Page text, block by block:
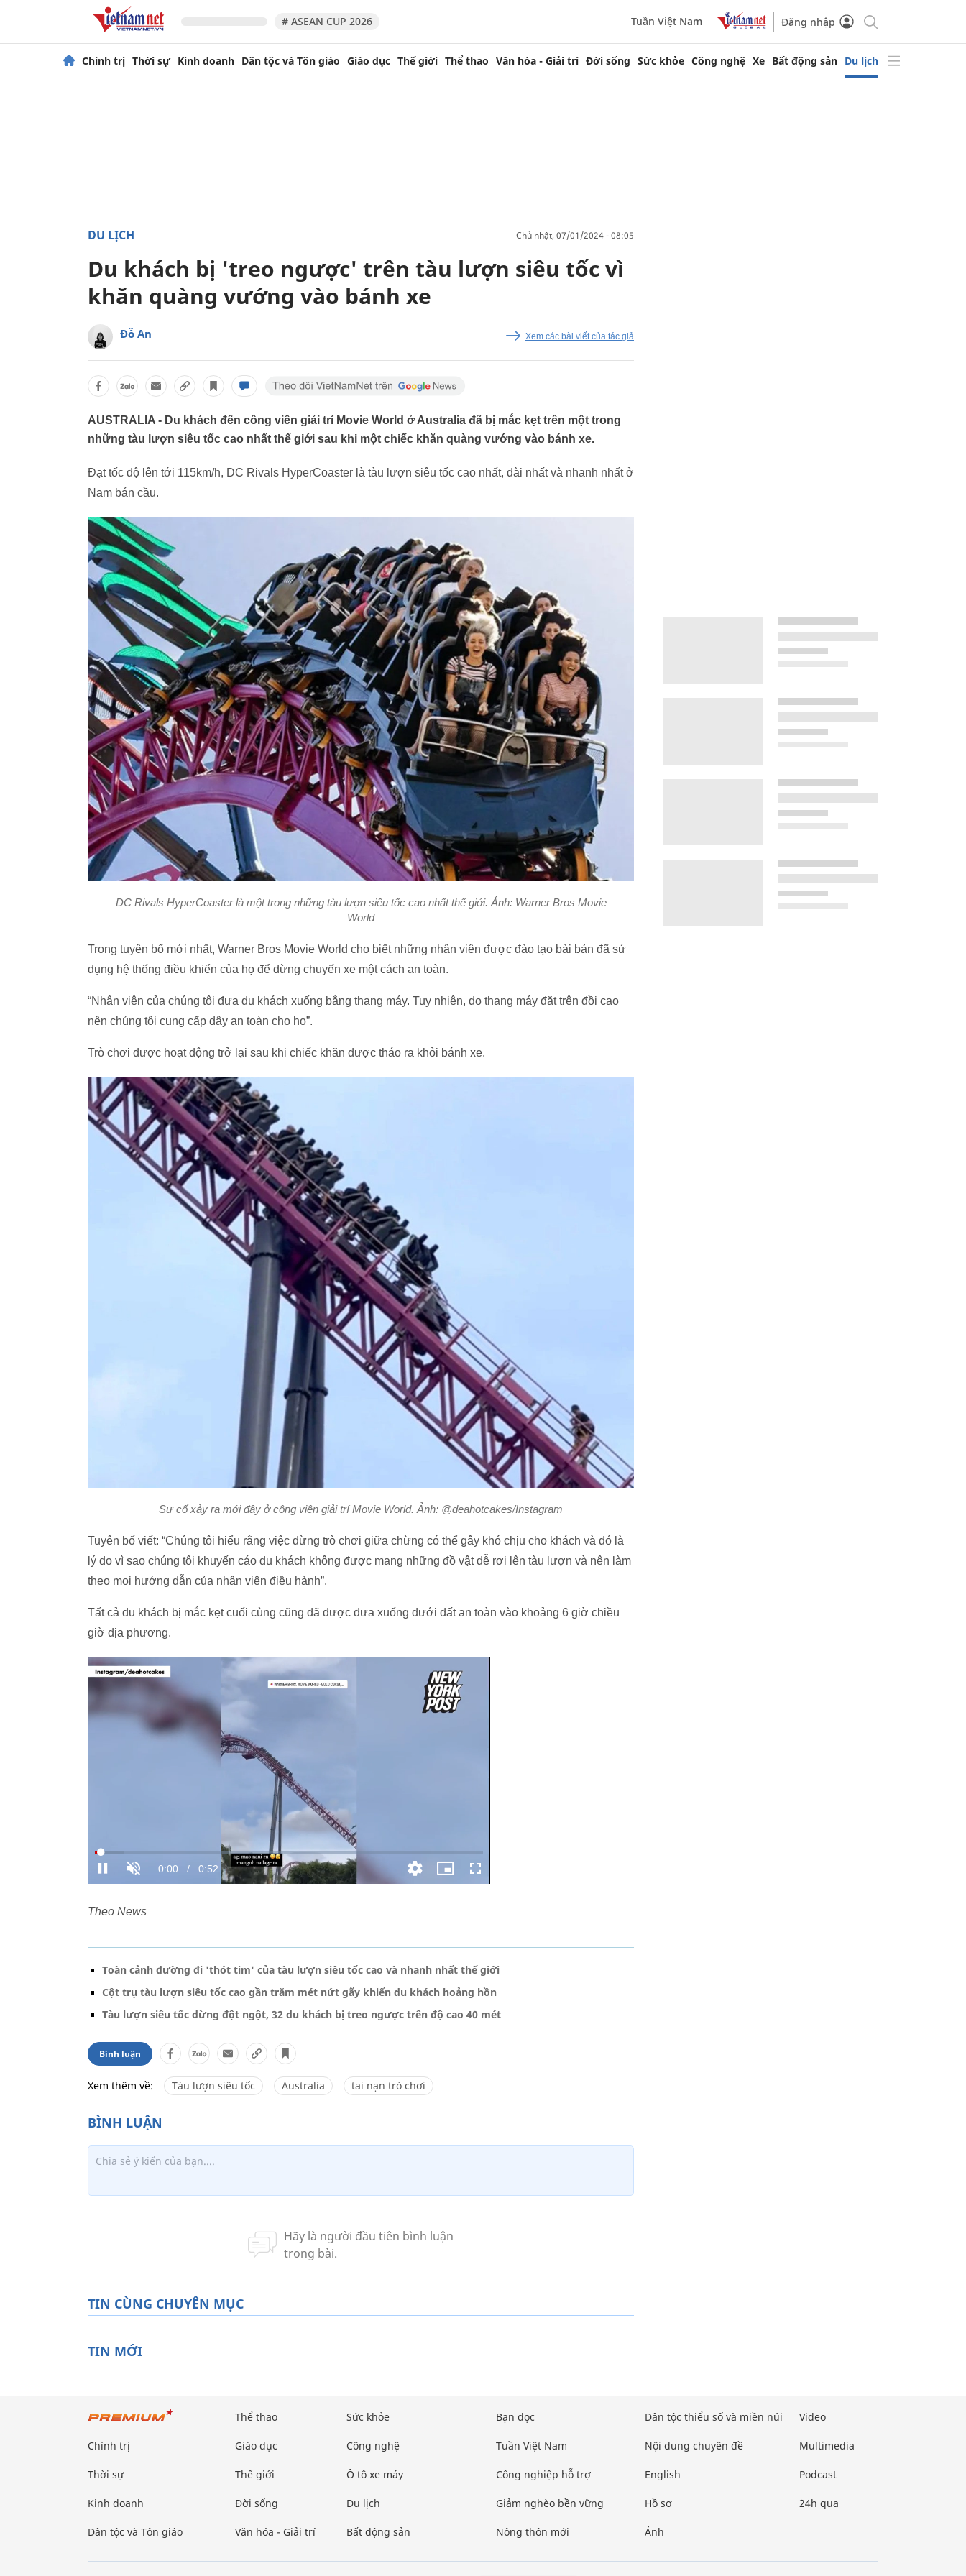
# ASEAN CUP 2026 Tuần Việt Nam Đăng nhập
Chính trị Thời sự Kinh doanh Dân tộc và Tôn giáo Giáo dục Thế giới Thể thao Văn hóa - Giải trí Đời sống Sức khỏe Công nghệ Xe Bất động sản Du lịch
DU LỊCH chủ nhật, 07/01/2024 - 08:05
Du khách bị 'treo ngược' trên tàu lượn siêu tốc vì
khăn quàng vướng vào bánh xe
Đỗ An Xem các bài viết của tác giả
AUSTRALIA - Du khách đến công viên giải trí Movie World ở Australia đã bị mắc kẹt trên một trong
những tàu lượn siêu tốc cao nhất thế giới sau khi một chiếc khăn quàng vướng vào bánh xe.
Đạt tốc độ lên tới 115km/h, DC Rivals HyperCoaster là tàu lượn siêu tốc cao nhất, dài nhất và nhanh nhất ở
Nam bán cầu.
DC Rivals HyperCoaster là một trong những tàu lượn siêu tốc cao nhất thế giới. Ảnh: Warner Bros Movie
World
Trong tuyên bố mới nhất, Warner Bros Movie World cho biết những nhân viên được đào tạo bài bản đã sử
dụng hệ thống điều khiển của họ để dừng chuyến xe một cách an toàn.
“Nhân viên của chúng tôi đưa du khách xuống bằng thang máy. Tuy nhiên, do thang máy đặt trên đồi cao
nên chúng tôi cung cấp dây an toàn cho họ”.
Trò chơi được hoạt động trở lại sau khi chiếc khăn được tháo ra khỏi bánh xe.
Sự cố xảy ra mới đây ở công viên giải trí Movie World. Ảnh: @deahotcakes/Instagram
Tuyên bố viết: “Chúng tôi hiểu rằng việc dừng trò chơi giữa chừng có thể gây khó chịu cho khách và đó là
lý do vì sao chúng tôi khuyến cáo du khách không được mang những đồ vật dễ rơi lên tàu lượn và nên làm
theo mọi hướng dẫn của nhân viên điều hành”.
Tất cả du khách bị mắc kẹt cuối cùng cũng đã được đưa xuống dưới đất an toàn vào khoảng 6 giờ chiều
giờ địa phương.
Theo News
Toàn cảnh đường đi 'thót tim' của tàu lượn siêu tốc cao và nhanh nhất thế giới
Cột trụ tàu lượn siêu tốc cao gần trăm mét nứt gãy khiến du khách hoảng hồn
Tàu lượn siêu tốc dừng đột ngột, 32 du khách bị treo ngược trên độ cao 40 mét
Bình luận
Xem thêm về: Tàu lượn siêu tốc Australia tai nạn trò chơi
TIN CÙNG CHUYÊN MỤC
TIN MỚI
Chính trị
Thời sự
Kinh doanh
Dân tộc và Tôn giáo
Thể thao
Giáo dục
Thế giới
Đời sống
Văn hóa - Giải trí
Sức khỏe
Công nghệ
Ô tô xe máy
Du lịch
Bất động sản
Bạn đọc
Tuần Việt Nam
Công nghiệp hỗ trợ
Giảm nghèo bền vững
Nông thôn mới
Dân tộc thiểu số và miền núi
Nội dung chuyên đề
English
Hồ sơ
Ảnh
Video
Multimedia
Podcast
24h qua